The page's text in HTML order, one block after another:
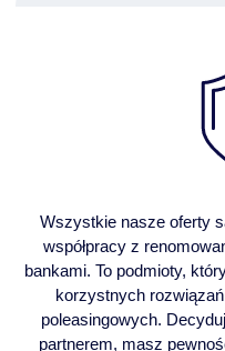
Wszystkie nasze oferty
współpracy z
bankami. To podmioty,
korzystnych
poleasingowych.
partnerem, masz